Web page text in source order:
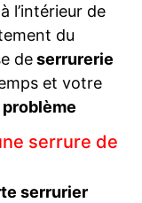
l’intérieur de
du
deserrurerie
et votre
serrure de
serrurier